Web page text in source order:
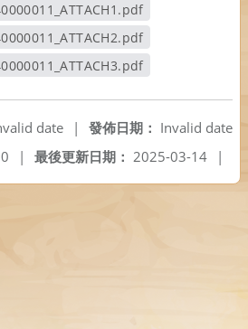
另開新視窗
另開新視窗
發佈日期： Invalid date
date
|
最後更新日期： 2025-03-14 |
|